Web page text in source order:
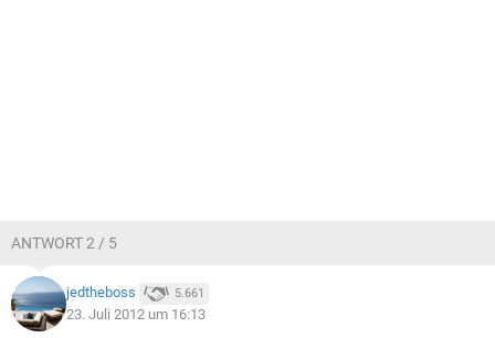
ANTWORT 2 / 5
jedtheboss 5.661
23. Juli 2012 um 16:13